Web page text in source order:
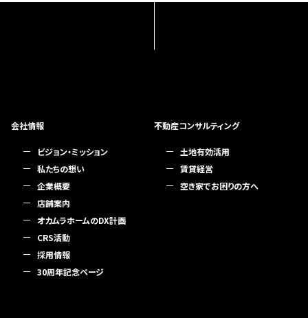
会社情報
ビジョン・ミッション
私たちの想い
企業概要
店舗案内
オカムラホームのDX計画
CRS活動
採用情報
30周年記念ページ
不動産コンサルティング
土地有効活用
賃貸経営
空き家でお困りの方へ